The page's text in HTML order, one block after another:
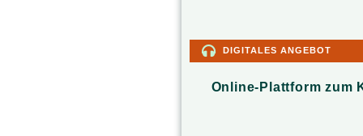
DIGITALES ANGEBOT
Online-Plattform zum